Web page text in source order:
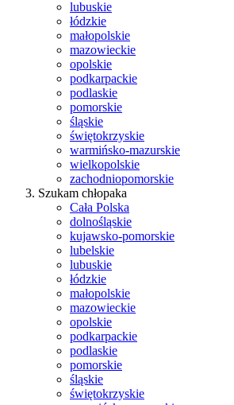
lubuskie
łódzkie
małopolskie
mazowieckie
opolskie
podkarpackie
podlaskie
pomorskie
śląskie
świętokrzyskie
warmińsko-mazurskie
wielkopolskie
zachodniopomorskie
Szukam chłopaka
Cała Polska
dolnośląskie
kujawsko-pomorskie
lubelskie
lubuskie
łódzkie
małopolskie
mazowieckie
opolskie
podkarpackie
podlaskie
pomorskie
śląskie
świętokrzyskie